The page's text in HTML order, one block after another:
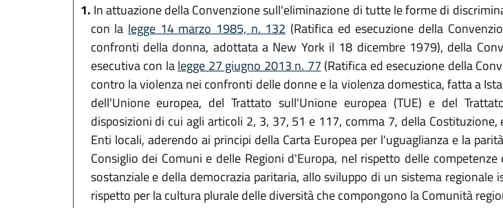
1. In attuazione della Convenzione sull'eliminazione di tutte le forme di
con la legge 14 marzo 1985, n. 132 (Ratifica ed esecuzione della
confronti della donna, adottata a New York il 18 dicembre 1979), della
esecutiva con lalegge 27 giugno 2013 n. 77 (Ratifica ed esecuzione della
contro la violenza nei confronti delle donne e la violenza domestica, fatta a
dell'Unione europea, del Trattato sull'Unione europea (TUE) e del
disposizioni di cui agli articoli 2, 3, 37, 51 e 117, comma 7, della
Enti locali, aderendo ai principi della Carta Europea per l'uguaglianza e la
Consiglio dei Comuni e delle Regioni d'Europa, nel rispetto delle
sostanziale e della democrazia paritaria, allo sviluppo di un sistema regionale
rispetto per la cultura plurale delle diversità che compongono la Comunità